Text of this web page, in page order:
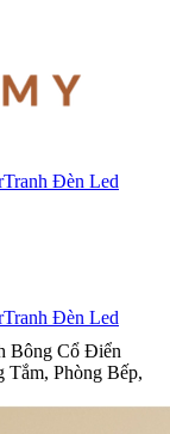
Tranh Đèn Led
Tranh Đèn Led
Bông Cổ Điển
Phòng Bếp,